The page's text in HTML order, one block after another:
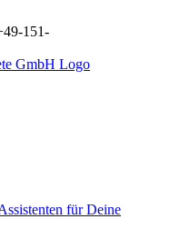
151-
für Deine